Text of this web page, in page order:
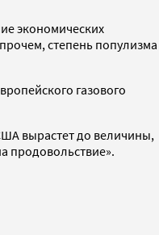
экономических
степень популизма
газового
вырастет до величины,
продовольствие».